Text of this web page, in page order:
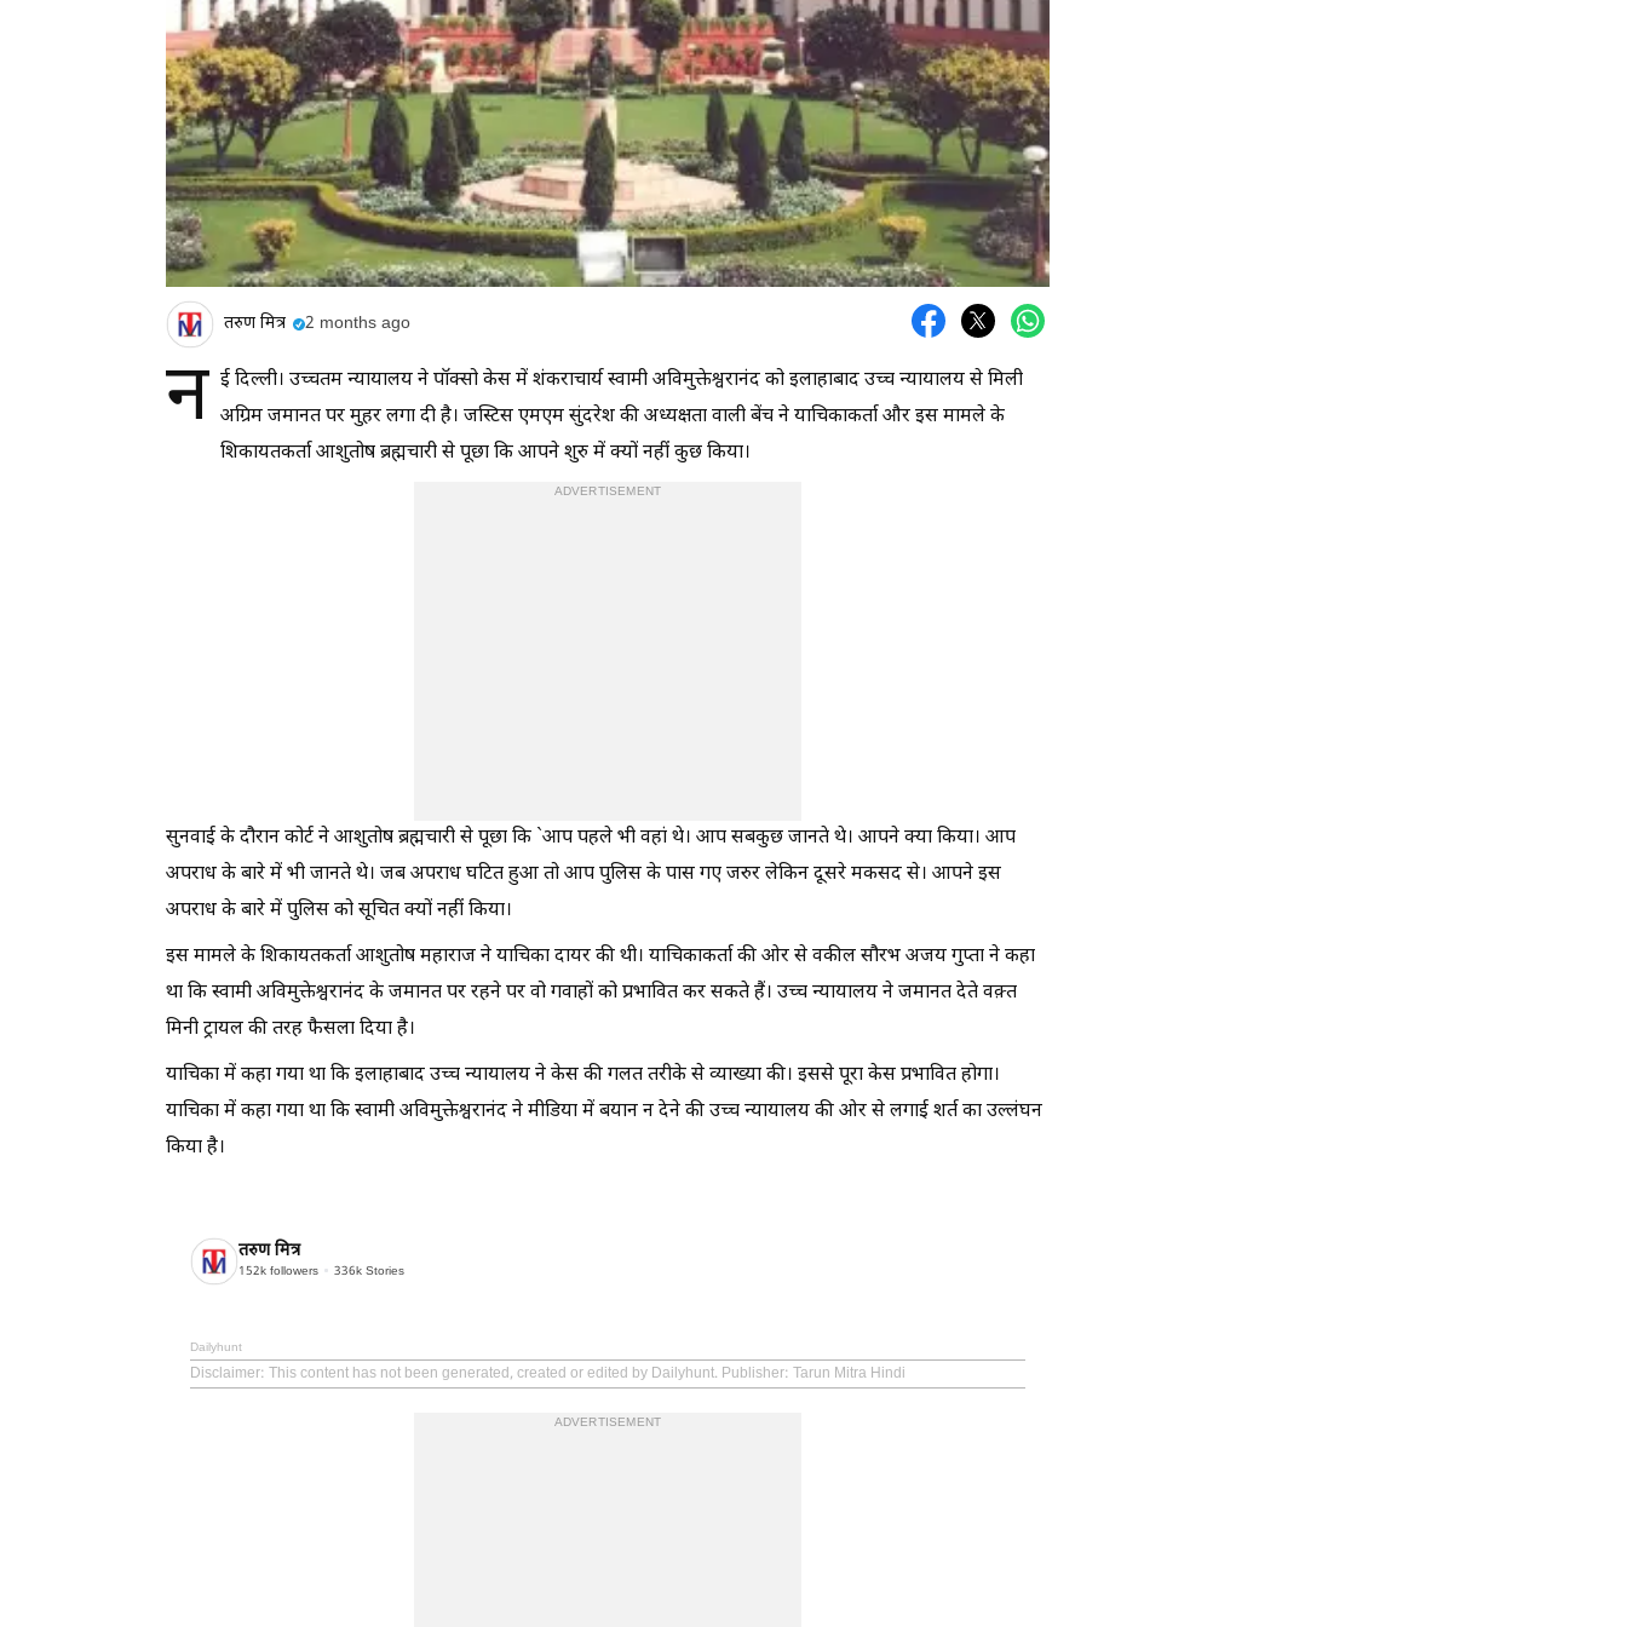
तरुण मित्र 2 months ago
न ई दिल्ली। उच्चतम न्यायालय ने पॉक्सो केस में शंकराचार्य स्वामी अविमुक्तेश्वरानंद को इलाहाबाद उच्च न्यायालय से मिली
अग्रिम जमानत पर मुहर लगा दी है। जस्टिस एमएम सुंदरेश की अध्यक्षता वाली बेंच ने याचिकाकर्ता और इस मामले के
शिकायतकर्ता आशुतोष ब्रह्मचारी से पूछा कि आपने शुरु में क्यों नहीं कुछ किया।
ADVERTISEMENT
सुनवाई के दौरान कोर्ट ने आशुतोष ब्रह्मचारी से पूछा कि `आप पहले भी वहां थे। आप सबकुछ जानते थे। आपने क्या किया। आप
अपराध के बारे में भी जानते थे। जब अपराध घटित हुआ तो आप पुलिस के पास गए जरुर लेकिन दूसरे मकसद से। आपने इस
अपराध के बारे में पुलिस को सूचित क्यों नहीं किया।
इस मामले के शिकायतकर्ता आशुतोष महाराज ने याचिका दायर की थी। याचिकाकर्ता की ओर से वकील सौरभ अजय गुप्ता ने कहा
था कि स्वामी अविमुक्तेश्वरानंद के जमानत पर रहने पर वो गवाहों को प्रभावित कर सकते हैं। उच्च न्यायालय ने जमानत देते वक़्त
मिनी ट्रायल की तरह फैसला दिया है।
याचिका में कहा गया था कि इलाहाबाद उच्च न्यायालय ने केस की गलत तरीके से व्याख्या की। इससे पूरा केस प्रभावित होगा।
याचिका में कहा गया था कि स्वामी अविमुक्तेश्वरानंद ने मीडिया में बयान न देने की उच्च न्यायालय की ओर से लगाई शर्त का उल्लंघन
किया है।
तरुण मित्र
152k followers 336k Stories
Dailyhunt
Disclaimer: This content has not been generated, created or edited by Dailyhunt. Publisher: Tarun Mitra Hindi
ADVERTISEMENT